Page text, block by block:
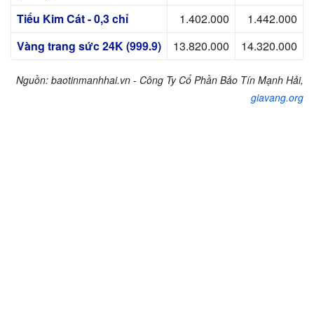
Tiểu Kim Cát - 0,3 chỉ 1.402.000
1.442.000
Vàng trang sức 24K (999.9)
13.820.000 14.320.000
Nguồn: baotinmanhhai.vn - Công Ty Cổ Phần Bảo Tín Mạnh Hải,
giavang.org